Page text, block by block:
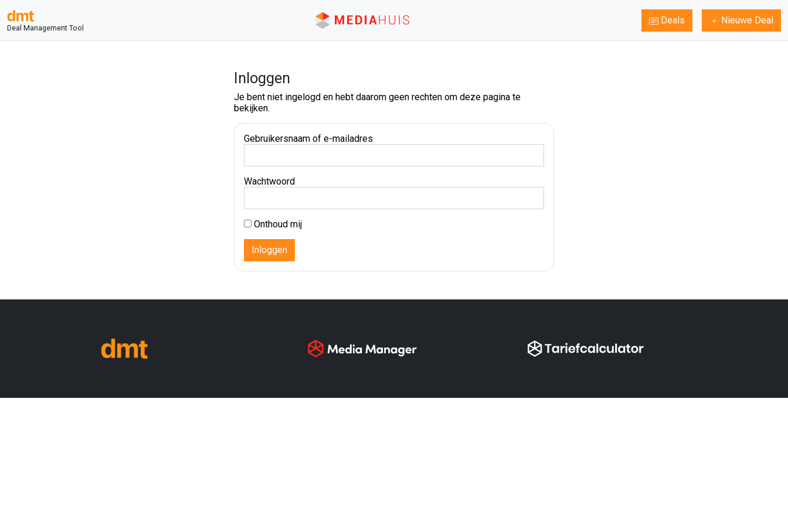
Deal Management Tool
Deals Nieuwe Deal
Inloggen
Je bent niet ingelogd en hebt daarom geen rechten om deze pagina te
bekijken.
Gebruikersnaam of e-mailadres
Wachtwoord
Onthoud mij